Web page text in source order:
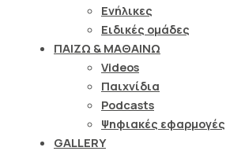
Ενήλικες
Ειδικές ομάδες
ΠΑΙΖΩ & ΜΑΘΑΙΝΩ
Videos
Παιχνίδια
Podcasts
Ψηφιακές εφαρμογές
GALLERY